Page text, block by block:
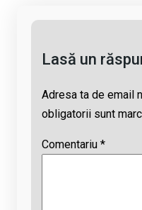
Lasă un
Adresa ta de email
obligatorii sunt
Comentariu *